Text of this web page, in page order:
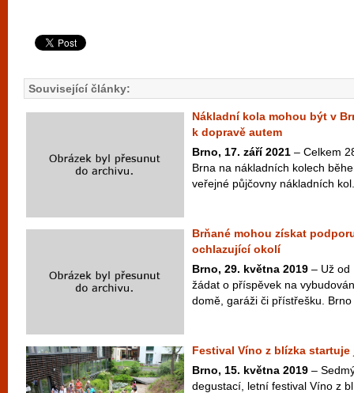
Související články:
Nákladní kola mohou být v
k dopravě autem
Brno, 17. září 2021 – Celkem
Brna na nákladních kolech
veřejné půjčovny nákladních
Brňané mohou získat
ochlazující okolí
Brno, 29. května 2019 – Už od
žádat o příspěvek na
domě, garáži či přístřešku.
Festival Víno z blízka
Brno, 15. května 2019 –
degustací, letní festival Víno z